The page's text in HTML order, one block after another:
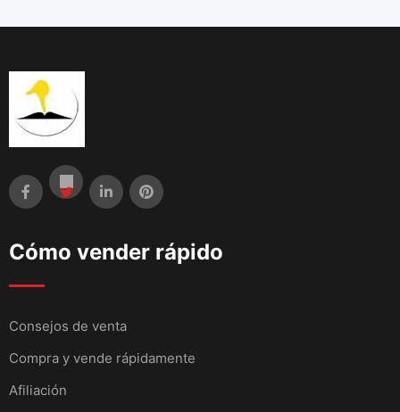
Cómo vender rápido
Consejos de venta
Compra y vende rápidamente
Afiliación